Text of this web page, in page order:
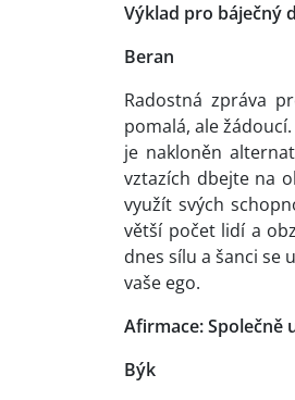
Výklad pro báječný
Beran
Radostná zpráva
pomalá, ale
je nakloněn
vztazích dbejte na
využít svých
větší počet lidí a
dnes sílu a šanci se
vaše ego.
Afirmace: Společně
Býk